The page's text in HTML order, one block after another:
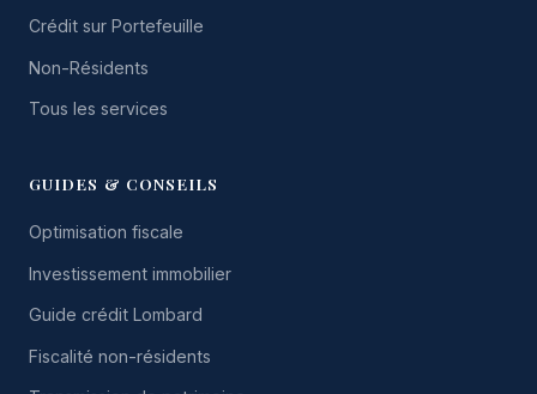
Crédit sur Portefeuille
Non-Résidents
Tous les services
GUIDES & CONSEILS
Optimisation fiscale
Investissement immobilier
Guide crédit Lombard
Fiscalité non-résidents